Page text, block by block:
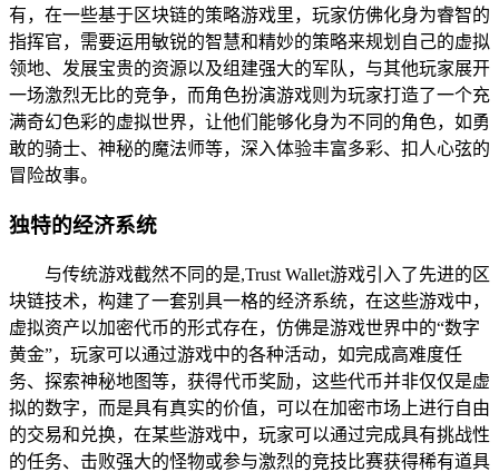
有，在一些基于区块链的策略游戏里，玩家仿佛化身为睿智的
指挥官，需要运用敏锐的智慧和精妙的策略来规划自己的虚拟
领地、发展宝贵的资源以及组建强大的军队，与其他玩家展开
一场激烈无比的竞争，而角色扮演游戏则为玩家打造了一个充
满奇幻色彩的虚拟世界，让他们能够化身为不同的角色，如勇
敢的骑士、神秘的魔法师等，深入体验丰富多彩、扣人心弦的
冒险故事。
独特的经济系统
与传统游戏截然不同的是,Trust Wallet游戏引入了先进的区
块链技术，构建了一套别具一格的经济系统，在这些游戏中，
虚拟资产以加密代币的形式存在，仿佛是游戏世界中的“数字
黄金”，玩家可以通过游戏中的各种活动，如完成高难度任
务、探索神秘地图等，获得代币奖励，这些代币并非仅仅是虚
拟的数字，而是具有真实的价值，可以在加密市场上进行自由
的交易和兑换，在某些游戏中，玩家可以通过完成具有挑战性
的任务、击败强大的怪物或参与激烈的竞技比赛获得稀有道具